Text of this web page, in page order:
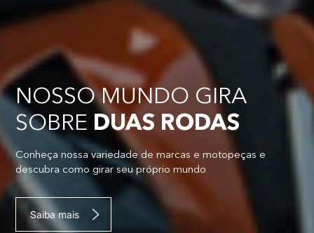
NOSSO MUNDO GIRA
SOBRE DUAS RODAS
Conheça nossa variedade de marcas e motopeças e
descubra como girar seu próprio mundo
Saiba mais